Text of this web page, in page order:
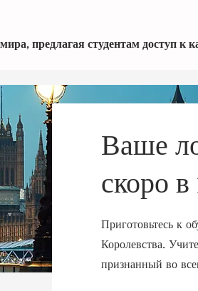
предлагая студентам доступ к
Ваше
скоро
Приготовьтесь к
Королевства.
признанный во